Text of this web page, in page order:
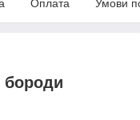
Оплата Умови
бороди